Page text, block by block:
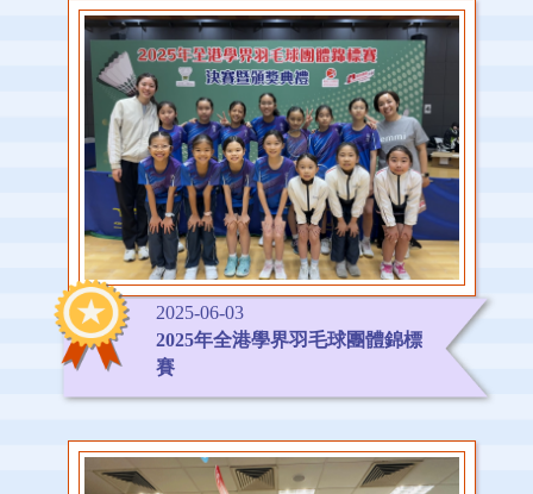
2025-06-03
2025年全港學界羽毛球團體錦標
賽